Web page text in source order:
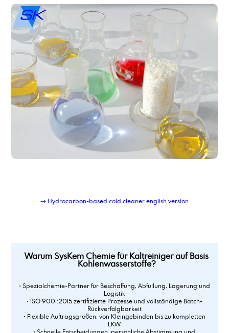
→ Hydrocarbon-based cold cleaner english version
Warum SysKem Chemie für Kaltreiniger auf Basis
Kohlenwasserstoffe?
• Spezialchemie-Partner für Beschaffung, Abfüllung, Lagerung und
Logistik
• ISO 9001:2015 zertifizierte Prozesse und vollständige Batch-
Rückverfolgbarkeit
• Flexible Auftragsgrößen, von Kleingebinden bis zu kompletten
LKW